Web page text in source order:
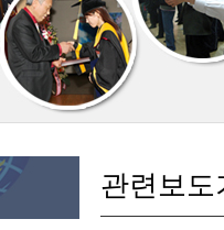
관련보도